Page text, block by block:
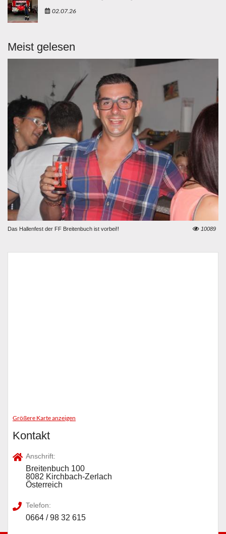
02.07.26
Meist gelesen
Das Hallenfest der FF Breitenbuch ist vorbei!! 10089
Größere Karte anzeigen
Kontakt
Anschrift:
Breitenbuch 100
8082 Kirchbach-Zerlach
Österreich
Telefon:
0664 / 98 32 615